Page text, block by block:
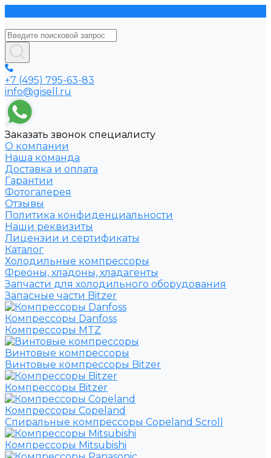
+7 (495) 795-63-83
info@gisell.ru
Заказать звонок специалисту
О компании
Наша команда
Доставка и оплата
Гарантии
Фотогалерея
Отзывы
Политика конфиденциальности
Наши реквизиты
Лицензии и сертификаты
Каталог
Холодильные компрессоры
Фреоны, хладоны, хладагенты
Запчасти для холодильного оборудования
Запасные части Bitzer
Компрессоры Danfoss
Компрессоры MTZ
Винтовые компрессоры
Винтовые компрессоры Bitzer
Компрессоры Bitzer
Компрессоры Copeland
Спиральные компрессоры Copeland Scroll
Компрессоры Mitsubishi